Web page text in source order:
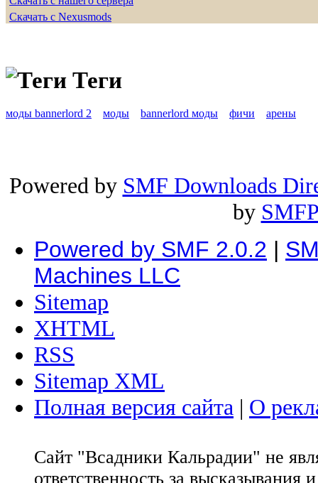
Скачать с Nexusmods
Теги
моды bannerlord 2 моды bannerlord моды фичи арены
Powered by SMF Downloads
by
Powered by SMF 2.0.2 |
Machines LLC
Sitemap
XHTML
RSS
Sitemap XML
Полная версия сайта | О
Сайт "Всадники Кальрадии" не
ответственность за